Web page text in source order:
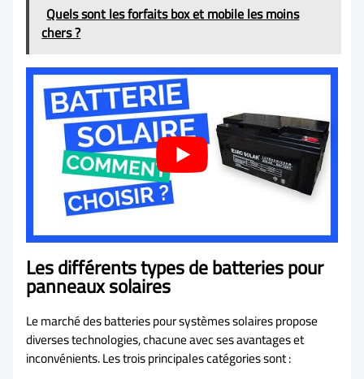
Quels sont les forfaits box et mobile les moins
chers ?
Les différents types de batteries pour
panneaux solaires
Le marché des batteries pour systèmes solaires propose
diverses technologies, chacune avec ses avantages et
inconvénients. Les trois principales catégories sont :